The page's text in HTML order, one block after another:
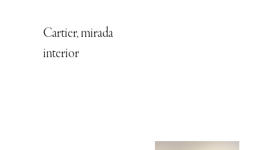
Cartier, mirada
interior